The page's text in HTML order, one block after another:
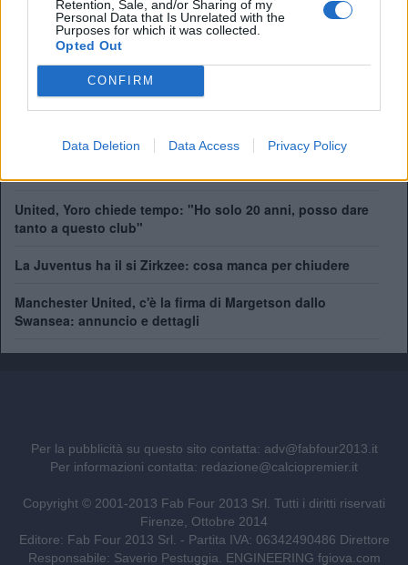
Retention, Sale, and/or Sharing of my
Personal Data that Is Unrelated with the
Purposes for which it was collected.
Opted Out
CONFIRM
Data Deletion Data Access Privacy Policy
Supercoppa Europea:1
Coppa del Mondo per Club: 1
Come giocherà il nuovo Manchester United? Rivoluzione
a centrocampo
Manchester United, addio Bayindir: il portiere turco vola in
United, Yoro chiede tempo: "Ho solo 20 anni, posso dare
tanto a questo club"
La Juventus ha il si Zirkzee: cosa manca per chiudere
Manchester United, c'è la firma di Margetson dallo
Swansea: annuncio e dettagli
Per la pubblicità su questo sito contatta: adv@fabfour2013.it
Per informazioni contatta: redazione@calciopremier.it
Copyright © 2001-2013 Fab Four 2013 Srl. Tutti i diritti riservati
Firenze, Ottobre 2014
Editore: Fab Four 2013 Srl. - Partita IVA: 06342490486 Direttore
Responsabile: Saverio Pestuggia. ENGINEERING fgiova.com